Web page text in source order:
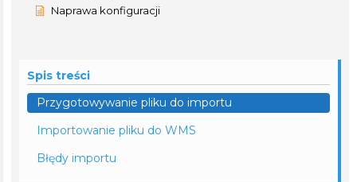
Naprawa konfiguracji
Spis treści
Przygotowywanie pliku do importu
Importowanie pliku do WMS
Błędy importu